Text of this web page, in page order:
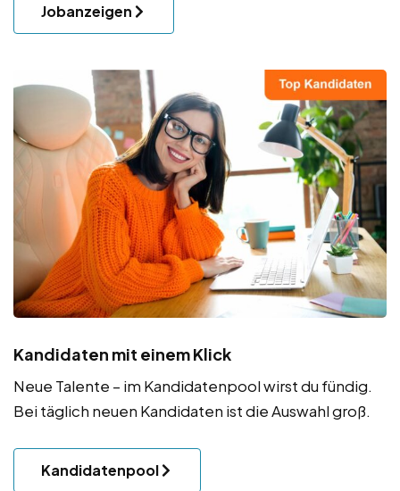
Jobanzeigen
Kandidaten mit einem Klick
Neue Talente – im Kandidatenpool wirst du fündig.
Bei täglich neuen Kandidaten ist die Auswahl groß.
Kandidatenpool